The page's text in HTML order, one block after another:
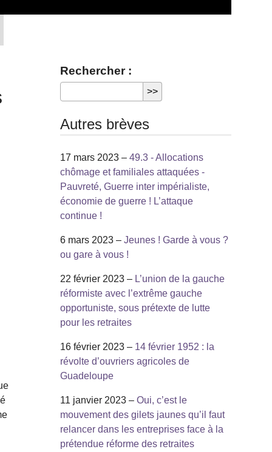
Rechercher :
Autres brèves
17 mars 2023 – 49.3 - Allocations
chômage et familiales attaquées -
Pauvreté, Guerre inter impérialiste,
économie de guerre ! L’attaque
continue !
6 mars 2023 – Jeunes ! Garde à vous ?
ou gare à vous !
22 février 2023 – L’union de la gauche
réformiste avec l’extrême gauche
opportuniste, sous prétexte de lutte
pour les retraites
16 février 2023 – 14 février 1952 : la
révolte d’ouvriers agricoles de
Guadeloupe
11 janvier 2023 – Oui, c’est le
mouvement des gilets jaunes qu’il faut
relancer dans les entreprises face à la
prétendue réforme des retraites